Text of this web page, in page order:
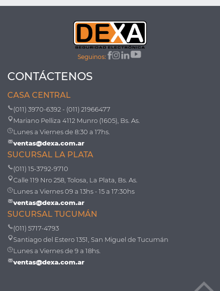
Seguinos:
CONTÁCTENOS
CASA CENTRAL
(011) 3970-6392 - (011) 21966477
Mariano Pelliza 4112 Munro (1605), Bs. As.
Lunes a Viernes de 8:30 a 17hs.
ventas@dexa.com.ar
SUCURSAL LA PLATA
(011) 15-3792-9710
Calle 119 Nro 258, Tolosa, La Plata, Bs. As.
Lunes a Viernes 09 a 13hs - 15 a 17:30hs
ventas@dexa.com.ar
SUCURSAL TUCUMÁN
(011) 5717-4793
Santiago del Estero 1351, San Miguel de Tucumán
Lunes a Viernes de 9 a 18hs.
ventas@dexa.com.ar